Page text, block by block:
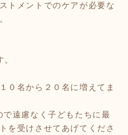
トメントでのケアが必要な
０名から２０名に増えてま
遠慮なく子どもたちに最
を受けさせてあげてくださ